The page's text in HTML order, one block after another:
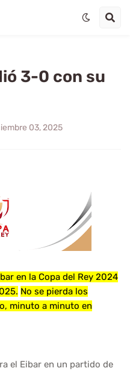
3-0 con su
03, 2025
en la Copa del Rey 2024
No se pierda los
minuto a minuto en
el Eibar en un partido de